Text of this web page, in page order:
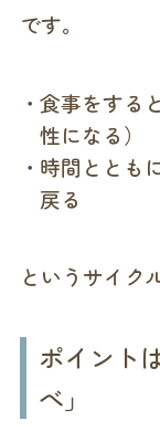
です。
食事をする
性になる）
時間ととも
戻る
というサイク
ポイント
べ」